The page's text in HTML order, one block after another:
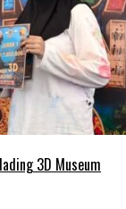
3D Museum